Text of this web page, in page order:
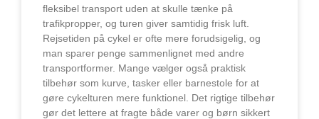
fleksibel transport uden at skulle tænke på
trafikpropper, og turen giver samtidig frisk luft.
Rejsetiden på cykel er ofte mere forudsigelig, og
man sparer penge sammenlignet med andre
transportformer. Mange vælger også praktisk
tilbehør som kurve, tasker eller barnestole for at
gøre cykelturen mere funktionel. Det rigtige tilbehør
gør det lettere at fragte både varer og børn sikkert